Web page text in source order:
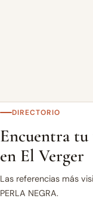
DIRECTORIO
Encuentra
en El Verger
Las referencias más
PERLA NEGRA.